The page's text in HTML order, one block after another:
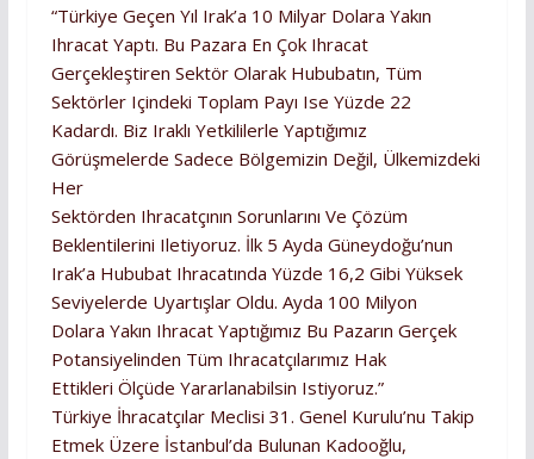
“Türkiye Geçen Yıl Irak’a 10 Milyar Dolara Yakın
Ihracat Yaptı. Bu Pazara En Çok Ihracat
Gerçekleştiren Sektör Olarak Hububatın, Tüm
Sektörler Içindeki Toplam Payı Ise Yüzde 22
Kadardı. Biz Iraklı Yetkililerle Yaptığımız
Görüşmelerde Sadece Bölgemizin Değil, Ülkemizdeki
Her
Sektörden Ihracatçının Sorunlarını Ve Çözüm
Beklentilerini Iletiyoruz. İlk 5 Ayda Güneydoğu’nun
Irak’a Hububat Ihracatında Yüzde 16,2 Gibi Yüksek
Seviyelerde Uyartışlar Oldu. Ayda 100 Milyon
Dolara Yakın Ihracat Yaptığımız Bu Pazarın Gerçek
Potansiyelinden Tüm Ihracatçılarımız Hak
Ettikleri Ölçüde Yararlanabilsin Istiyoruz.”
Türkiye İhracatçılar Meclisi 31. Genel Kurulu’nu Takip
Etmek Üzere İstanbul’da Bulunan Kadooğlu,